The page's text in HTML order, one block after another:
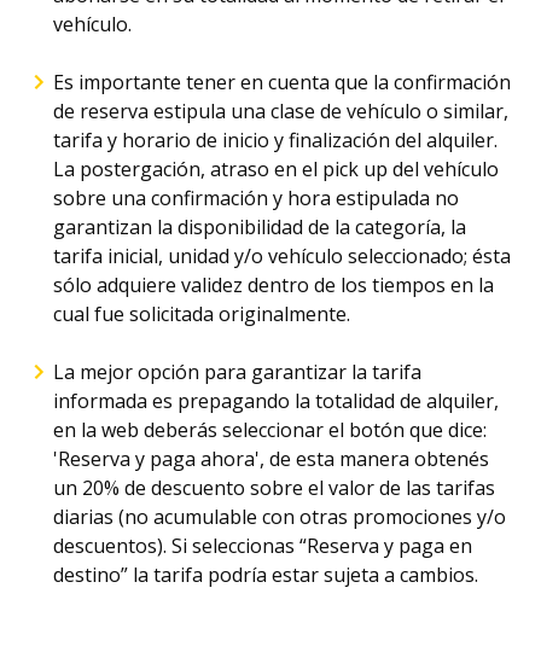
vehículo.
Es importante tener en cuenta que la confirmación
de reserva estipula una clase de vehículo o similar,
tarifa y horario de inicio y finalización del alquiler.
La postergación, atraso en el pick up del vehículo
sobre una confirmación y hora estipulada no
garantizan la disponibilidad de la categoría, la
tarifa inicial, unidad y/o vehículo seleccionado; ésta
sólo adquiere validez dentro de los tiempos en la
cual fue solicitada originalmente.
La mejor opción para garantizar la tarifa
informada es prepagando la totalidad de alquiler,
en la web deberás seleccionar el botón que dice:
'Reserva y paga ahora', de esta manera obtenés
un 20% de descuento sobre el valor de las tarifas
diarias (no acumulable con otras promociones y/o
descuentos). Si seleccionas “Reserva y paga en
destino” la tarifa podría estar sujeta a cambios.